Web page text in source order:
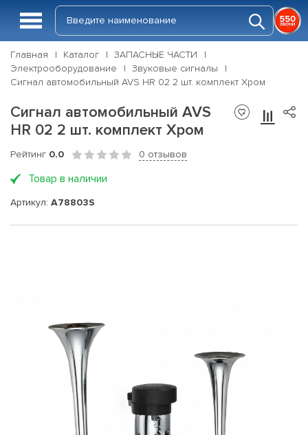
Главная Каталог
ЗАПАСНЫЕ ЧАСТИ
Электрооборудование
Звуковые сигналы
Сигнал автомобильный AVS HR 02 2 шт. комплект Хром
Сигнал автомобильный AVS
HR 02 2 шт. комплект Хром
Рейтинг 0.0 0 отзывов
Товар в наличии
Артикул: A78803S